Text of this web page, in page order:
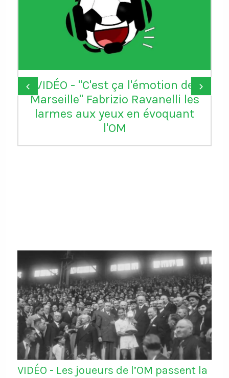
de
les
évoquant
Donald Trump remercie
d’avoir "réparé une
injustice" en annulant
rouge de Balogun reçu
USA contre la
‹ ›
VIDÉO - Les joueurs de l’OM passent la